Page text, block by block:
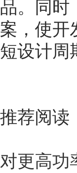
品。同时
案，使开
短设计周
推荐阅读
对更高功